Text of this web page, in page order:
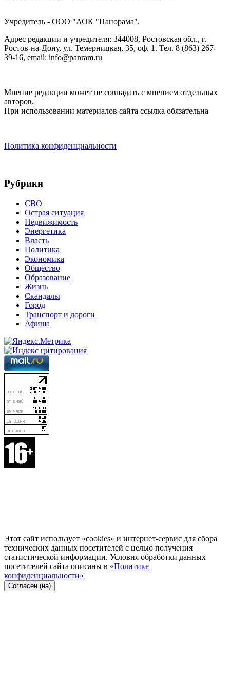
Учредитель - ООО "АОК "Панорама".
Адрес редакции и учредителя: 344008, Ростовская обл., г.
Ростов-на-Дону, ул. Темерницкая, 35, оф. 1. Тел. 8 (863) 267-
39-16, email: info@panram.ru
Мнение редакции может не совпадать с мнением отдельных
авторов.
При использовании материалов сайта ссылка обязательна
Политика конфиденциальности
Рубрики
СВО
Острая ситуация
Недвижимость
Энергетика
Власть
Политика
Экономика
Общество
Образование
Жизнь
Скандалы
Город
Транспорт и дороги
Афиша
Этот сайт использует «cookies» и интернет-сервис для сбора
технических данных посетителей с целью получения
статистической информации. Условия обработки данных
посетителей сайта описаны в «Политике
конфиденциальности»
Согласен (на)